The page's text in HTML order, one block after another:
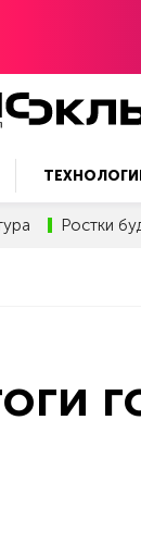
Ростки